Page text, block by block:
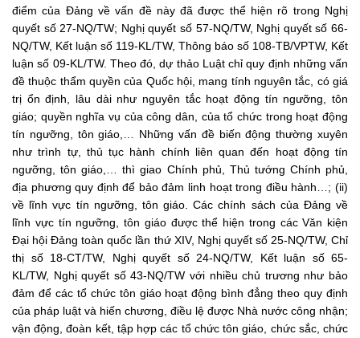
điểm của Đảng về vấn đề này đã được thể hiện rõ trong Nghị
quyết số 27-NQ/TW; Nghị quyết số 57-NQ/TW, Nghị quyết số 66-
NQ/TW, Kết luận số 119-KL/TW, Thông báo số 108-TB/VPTW, Kết
luận số 09-KL/TW. Theo đó, dự thảo Luật chỉ quy định những vấn
đề thuộc thẩm quyền của Quốc hội, mang tính nguyên tắc, có giá
trị ổn định, lâu dài như nguyên tắc hoạt động tín ngưỡng, tôn
giáo; quyền nghĩa vụ của công dân, của tổ chức trong hoạt động
tín ngưỡng, tôn giáo,… Những vấn đề biến động thường xuyên
như trình tự, thủ tục hành chính liên quan đến hoạt động tín
ngưỡng, tôn giáo,… thì giao Chính phủ, Thủ tướng Chính phủ,
địa phương quy định để bảo đảm linh hoạt trong điều hành…; (ii)
về lĩnh vực tín ngưỡng, tôn giáo. Các chính sách của Đảng về
lĩnh vực tín ngưỡng, tôn giáo được thể hiện trong các Văn kiện
Đại hội Đảng toàn quốc lần thứ XIV, Nghị quyết số 25-NQ/TW, Chỉ
thị số 18-CT/TW, Nghị quyết số 24-NQ/TW, Kết luận số 65-
KL/TW, Nghị quyết số 43-NQ/TW với nhiều chủ trương như bảo
đảm để các tổ chức tôn giáo hoạt động bình đẳng theo quy định
của pháp luật và hiến chương, điều lệ được Nhà nước công nhận;
vận động, đoàn kết, tập hợp các tổ chức tôn giáo, chức sắc, chức